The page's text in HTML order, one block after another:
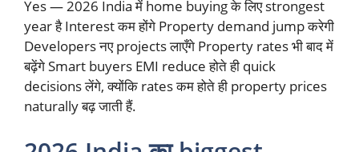
Yes — 2026 India में home buying के लिए strongest
year है Interest कम होंगे Property demand jump करेगी
Developers नए projects लाएँगे Property rates भी बाद में
बढ़ेंगे Smart buyers EMI reduce होते ही quick
decisions लेंगे, क्योंकि rates कम होते ही property prices
naturally बढ़ जाती हैं.